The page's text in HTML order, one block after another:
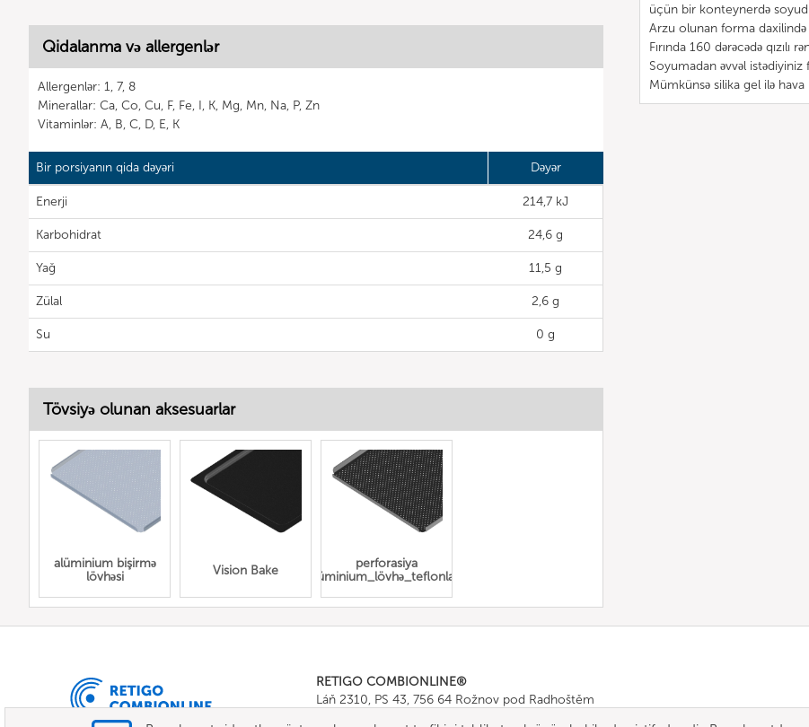
Qidalanma və allergenlər
Allergenlər: 1, 7, 8
Minerallar: Ca, Co, Cu, F, Fe, I, K, Mg, Mn, Na, P, Zn
Vitaminlər: A, B, C, D, E, K
Bir porsiyanın qida dəyəri Dəyər
Enerji 214,7 kJ
Karbohidrat 24,6 g
Yağ 11,5 g
Zülal 2,6 g
Su 0 g
üçün bir konteynerdə
Arzu olunan forma daxilində
Fırında 160 dərəcədə qızılı
Soyumadan əvvəl
Mümkünsə silika gel ilə
Tövsiyə olunan aksesuarlar
alüminium bişirmə
lövhəsi
Vision Bake
perforasiya
edilmiş_alüminium_lövhə_teflonla_örtülmüş
RETIGO COMBIONLINE®
Láň 2310, PS 43, 756 64 Rožnov pod Radhoštěm